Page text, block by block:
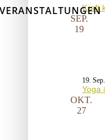
Kraft
SEP.
19
19.
Yoga
OKT.
27
VERANSTALTUNGEN